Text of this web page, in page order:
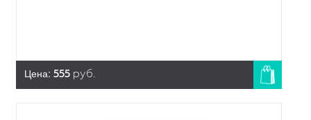
Цена: 555 руб.